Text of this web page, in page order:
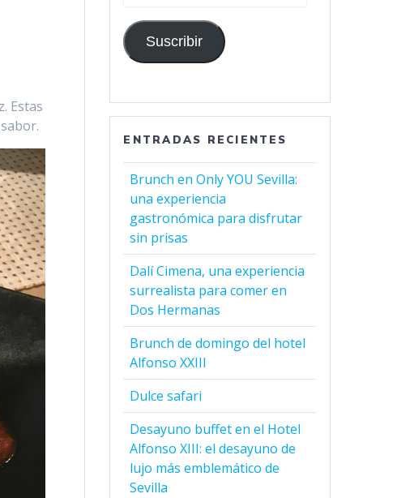
Estas
correo
electrónico
Suscribir
ENTRADAS RECIENTES
Brunch en Only YOU Sevilla:
una experiencia
gastronómica para disfrutar
sin prisas
Dalí Cimena, una experiencia
surrealista para comer en
Dos Hermanas
Brunch de domingo del hotel
Alfonso XXIII
Dulce safari
Desayuno buffet en el Hotel
Alfonso XIII: el desayuno de
lujo más emblemático de
Sevilla